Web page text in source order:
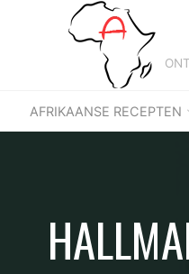
AFRIKAANSE RECEPTEN